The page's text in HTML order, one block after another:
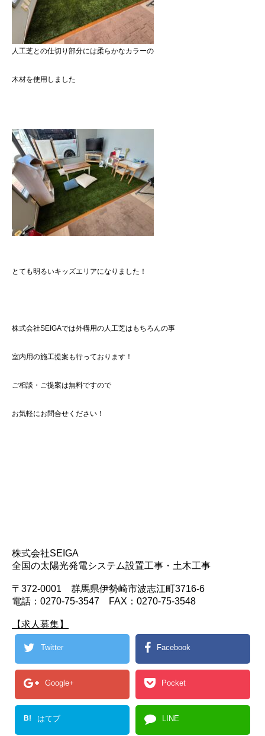
人工芝との仕切り部分には柔らかなカラーの
木材を使用しました
とても明るいキッズエリアになりました！
株式会社SEIGAでは外構用の人工芝はもちろんの事
室内用の施工提案も行っております！
ご相談・ご提案は無料ですので
お気軽にお問合せください！
株式会社SEIGA
全国の太陽光発電システム設置工事・土木工事
〒372-0001 群馬県伊勢崎市波志江町3716-6
電話：0270-75-3547 FAX：0270-75-3548
【求人募集】
Twitter Facebook
Google+ Pocket
B! はてブ LINE